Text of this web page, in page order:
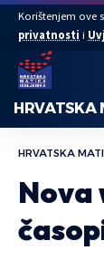
Korištenjem ove
privatnosti i
HRVATSKA
HRVATSKA
Nova